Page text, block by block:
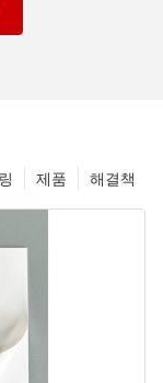
해결책
제품